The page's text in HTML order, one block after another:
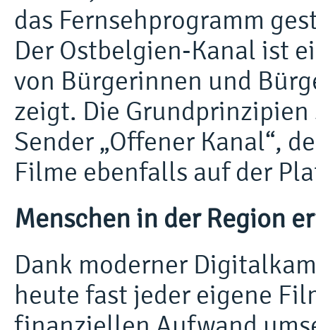
das Fernsehprogramm
Der Ostbelgien-Kanal ist
von Bürgerinnen und
zeigt. Die
Sender „Offener Kanal“,
Filme ebenfalls auf der
Menschen in der Region
Dank moderner
heute fast jeder eigene